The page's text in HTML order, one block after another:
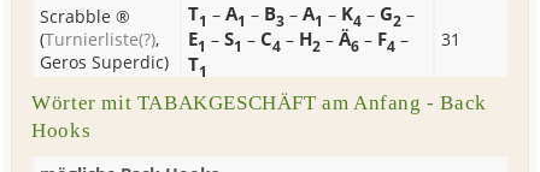
Scrabble ®
(Turnierliste(?),
Geros Superdic)
T1 –A1 – B3 –A1 – K4 – G2 –
E1 –S1 – C4 – H2 –Ä6 – F4 –
T1
31
Wörter mit TABAKGESCHÄFT am Anfang - Back
Hooks